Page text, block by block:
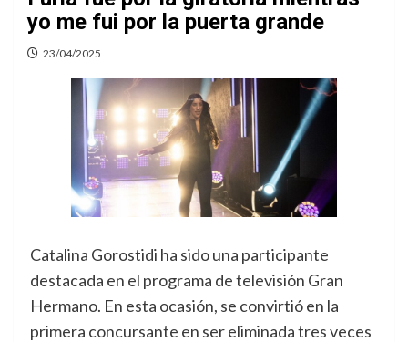
yo me fui por la puerta grande
23/04/2025
Catalina Gorostidi ha sido una participante
destacada en el programa de televisión Gran
Hermano. En esta ocasión, se convirtió en la
primera concursante en ser eliminada tres veces